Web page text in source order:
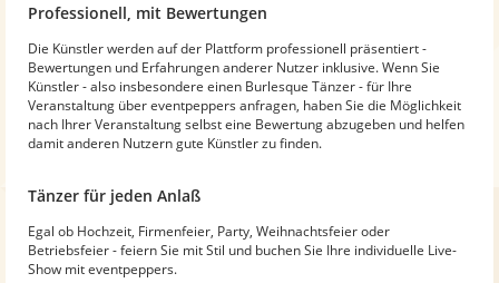
Professionell, mit Bewertungen
Die Künstler werden auf der Plattform professionell präsentiert -
Bewertungen und Erfahrungen anderer Nutzer inklusive. Wenn Sie
Künstler - also insbesondere einen Burlesque Tänzer - für Ihre
Veranstaltung über eventpeppers anfragen, haben Sie die Möglichkeit
nach Ihrer Veranstaltung selbst eine Bewertung abzugeben und helfen
damit anderen Nutzern gute Künstler zu finden.
Tänzer für jeden Anlaß
Egal ob Hochzeit, Firmenfeier, Party, Weihnachtsfeier oder
Betriebsfeier - feiern Sie mit Stil und buchen Sie Ihre individuelle Live-
Show mit eventpeppers.